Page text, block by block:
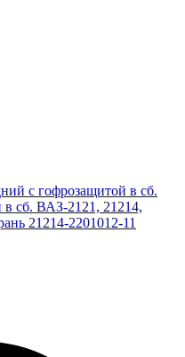
с гофрозащитой в сб.
в сб. ВАЗ-2121, 21214,
21214-2201012-11